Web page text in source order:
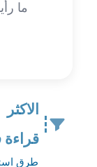
ما
الاكثر